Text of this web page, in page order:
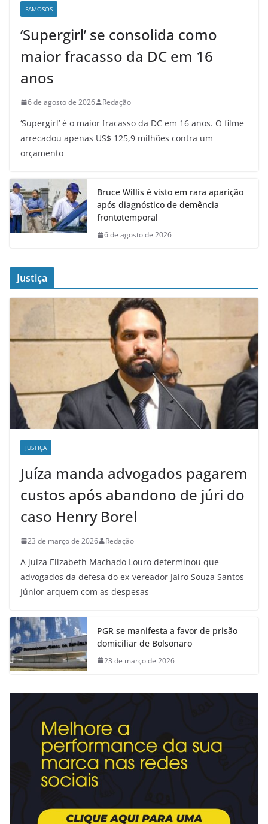
FAMOSOS
‘Supergirl’ se consolida como
maior fracasso da DC em 16
anos
6 de agosto de 2026 Redação
‘Supergirl’ é o maior fracasso da DC em 16 anos. O filme
arrecadou apenas US$ 125,9 milhões contra um
orçamento
Bruce Willis é visto em rara aparição
após diagnóstico de demência
frontotemporal
6 de agosto de 2026
Justiça
JUSTIÇA
Juíza manda advogados pagarem
custos após abandono de júri do
caso Henry Borel
23 de março de 2026 Redação
A juíza Elizabeth Machado Louro determinou que
advogados da defesa do ex-vereador Jairo Souza Santos
Júnior arquem com as despesas
PGR se manifesta a favor de prisão
domiciliar de Bolsonaro
23 de março de 2026